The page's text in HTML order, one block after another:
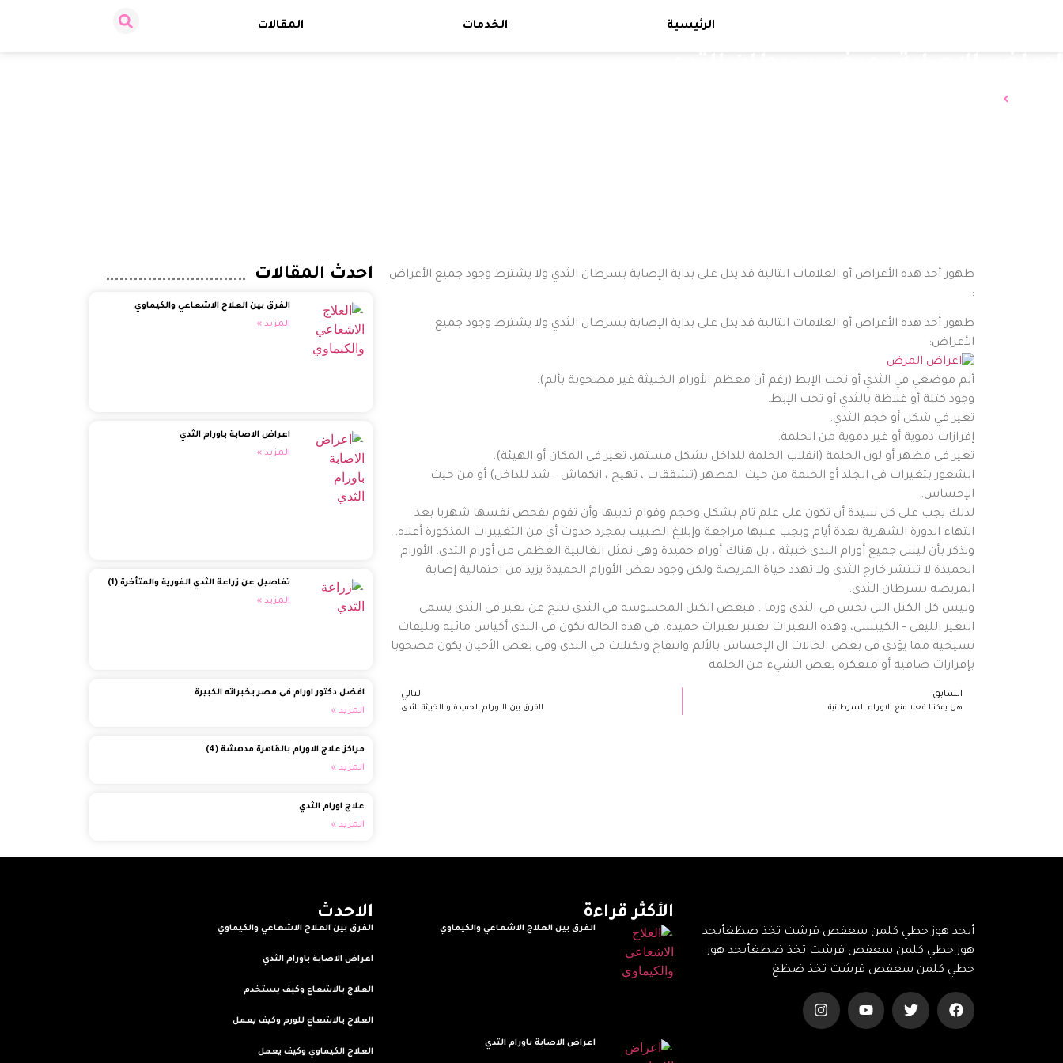
الرئيسية الخدمات المقالات
ظهور أحد هذه الأعراض أو العلامات التالية قد يدل على بداية الإصابة بسرطان الثدي ولا يشترط وجود جميع الأعراض
:
‏ظهور أحد هذه الأعراض أو العلامات التالية قد يدل على بداية الإصابة بسرطان الثدي ولا يشترط وجود جميع
الأعراض:
ألم موضعي في الثدي أو تحت الإبط (رغم أن معظم الأورام الخبيثة غير مصحوبة بألم).
وجود كتلة أو غلاظة بالثدي أو تحت الإبط.
تغير في شكل أو حجم الثدي.
إفرازات دموية أو غير دموية من الحلمة.
تغير في مظهر أو لون الحلمة (انقلاب الحلمة للداخل بشكل مستمر، تغير في المكان أو الهيئة).
الشعور بتغيرات في الجلد أو الحلمة من حيث المظهر (تشققات ، تهيج ، انكماش – شد للداخل) أو من حيث
الإحساس.
لذلك يجب على كل سيدة أن تكون على علم تام بشكل وحجم وقوام ثدييها وأن تقوم بفحص نفسها شهريا بعد
انتهاء الدورة الشهرية بعدة أيام ويجب عليها مراجعة وإبلاغ الطبيب بمجرد حدوث أي من التغييرات المذكورة أعلاه.
‏ونذكر بأن ليس جميع أورام الندي خبيثة ، بل هناك أورام حميدة وهي تمثل الغالبية العظمى من أورام الثدي. الأورام
الحميدة لا تنتشر خارج الثدي ولا تهدد حياة المريضة ولكن وجود بعض الأورام الحميدة يزيد من احتمالية إصابة
المريضة بسرطان الثدي.
‏وليس كل الكتل التي تحس في الثدي ورما . فبعض الكتل المحسوسة في الثدي تنتج عن تغير في الثدي يسمى
التغير الليفي – الكييسي، وهذه التغيرات تعتبر تغيرات حميدة. في هذه الحالة تكون في الثدي أكياس مائية وتليفات
نسيجية مما يؤدي في بعض الحالات ال الإحساس بالألم وانتفاخ وتكتلات في الثدي وفي بعض الأحيان يكون مصحوبا
بإفرازات صافية أو متعكرة بعض الشيء من الحلمة
السابق
هل يمكننا فعلا منع الاورام السرطانية
التالي
الفرق بين الاورام الحميدة و الخبيثة للثدى
احدث المقالات
الفرق بين العلاج الاشعاعي والكيماوي
المزيد »
اعراض الاصابة باورام الثدي
المزيد »
تفاصيل عن زراعة الثدي الفورية والمتأخرة (1)
المزيد »
افضل دكتور اورام فى مصر بخبراته الكبيرة
المزيد »
مراكز علاج الاورام بالقاهرة مدهشة (4)
المزيد »
علاج اورام الثدي
المزيد »
أبجد هوز حطي كلمن سعفص قرشت ثخذ ضظغأبجد
هوز حطي كلمن سعفص قرشت ثخذ ضظغأبجد هوز
حطي كلمن سعفص قرشت ثخذ ضظغ
الأكثر قراءة
الفرق بين العلاج الاشعاعي والكيماوي
اعراض الاصابة باورام الثدي
الاحدث
الفرق بين العلاج الاشعاعي والكيماوي
اعراض الاصابة باورام الثدي
العلاج بالاشعاع وكيف يستخدم
العلاج بالاشعاع للورم وكيف يعمل
العلاج الكيماوي وكيف يعمل